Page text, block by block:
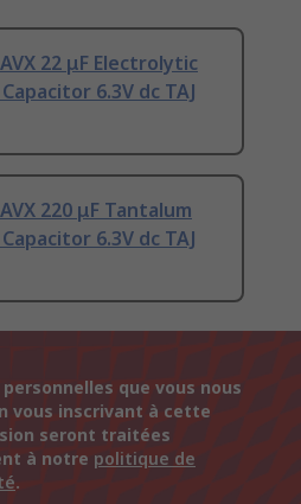
AVX 22 μF Electrolytic
6.3V dc TAJ
AVX 220 μF Tantalum
6.3V dc TAJ
que vous nous
vous inscrivant à cette
seront traitées
à notre politique de
.